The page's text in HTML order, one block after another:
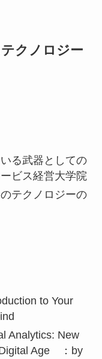
クノロジー
る武器としての
ビス経営大学院
テクノロジーの
to Your
Analytics: New
Age ：by